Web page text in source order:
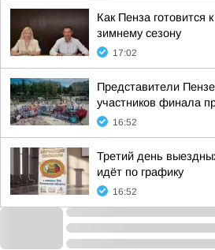
Как Пенза готовится
зимнему сезону
17:02
Представители
участников финала
16:52
Третий день
идёт по графику
16:52